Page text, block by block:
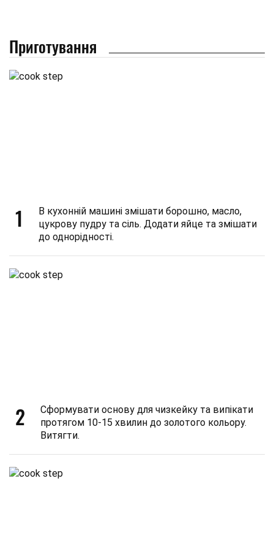
Приготування
1
В кухонній машині змішати борошно, масло,
цукрову пудру та сіль. Додати яйце та змішати
до однорідності.
2
Сформувати основу для чизкейку та випікати
протягом 10-15 хвилин до золотого кольору.
Витягти.